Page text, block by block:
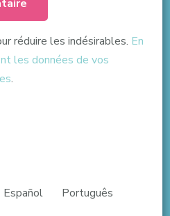
réduire les indésirables. En
les données de vos
.
Español Português